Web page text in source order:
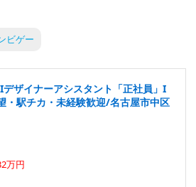
ビゲー
デザイナーアシスタント「正社員」I
・駅チカ・未経験歓迎/名古屋市中区
万円